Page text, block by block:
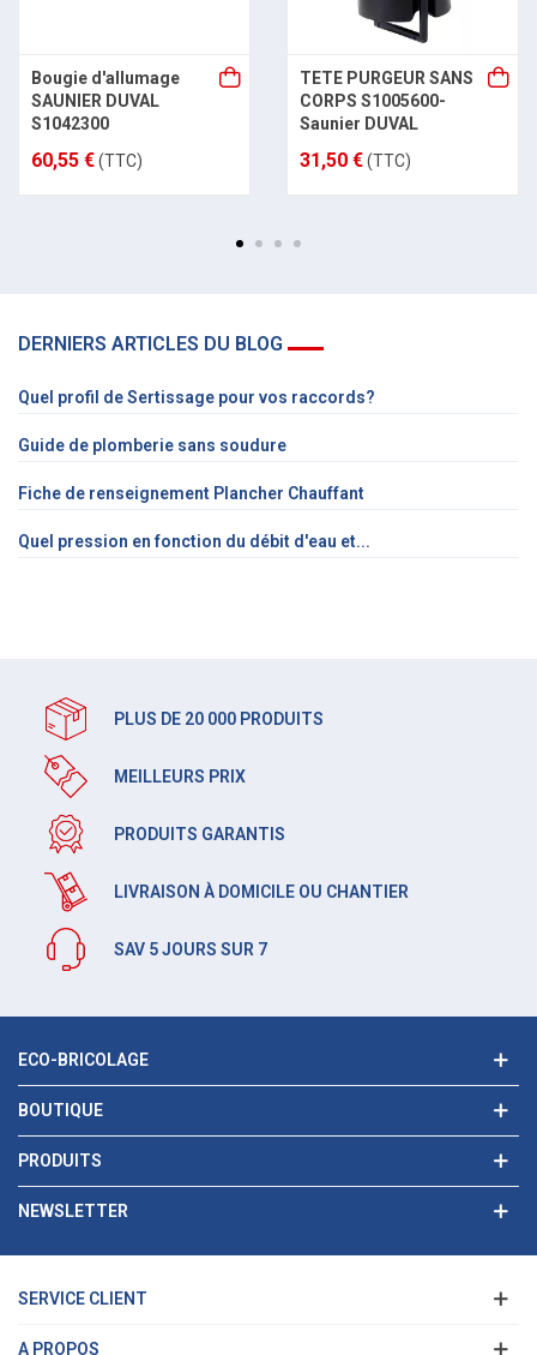
Bougie d'allumage
SAUNIER DUVAL
S1042300
60,55 €(TTC)
TETE PURGEUR SANS
CORPS S1005600-
Saunier DUVAL
31,50 €(TTC)
DERNIERS ARTICLES DU BLOG
Quel profil de Sertissage pour vos raccords?
Guide de plomberie sans soudure
Fiche de renseignement Plancher Chauffant
Quel pression en fonction du débit d'eau et...
PLUS DE 20 000 PRODUITS
MEILLEURS PRIX
PRODUITS GARANTIS
LIVRAISON À DOMICILE OU CHANTIER
SAV 5 JOURS SUR 7
ECO-BRICOLAGE
BOUTIQUE
PRODUITS
NEWSLETTER
SERVICE CLIENT
A PROPOS